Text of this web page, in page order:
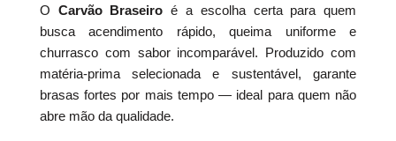
O Carvão Braseiro é a escolha certa para quem
busca acendimento rápido, queima uniforme e
churrasco com sabor incomparável. Produzido com
matéria-prima selecionada e sustentável, garante
brasas fortes por mais tempo — ideal para quem não
abre mão da qualidade.